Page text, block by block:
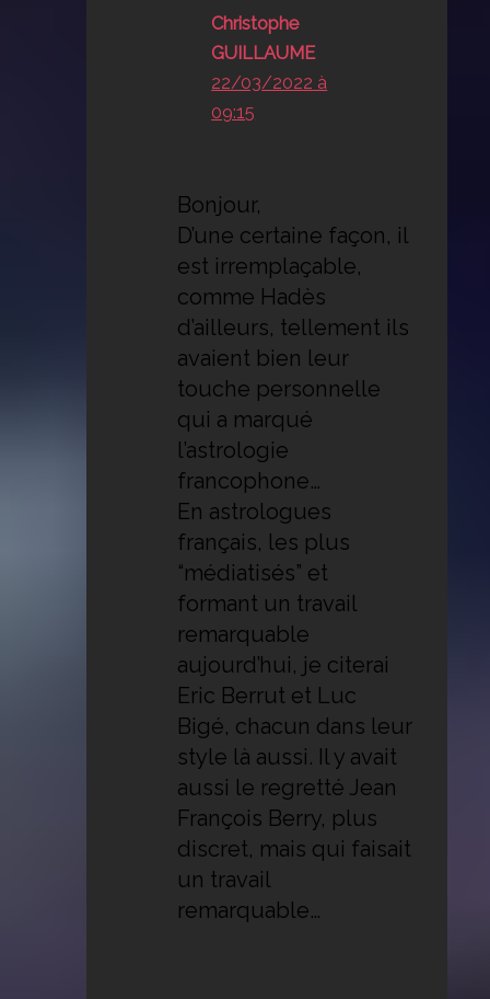
Christophe
GUILLAUME
22/03/2022 à
09:15
Bonjour,
D’une certaine façon, il
est irremplaçable,
comme Hadès
d’ailleurs, tellement ils
avaient bien leur
touche personnelle
qui a marqué
l’astrologie
francophone…
En astrologues
français, les plus
“médiatisés” et
formant un travail
remarquable
aujourd’hui, je citerai
Eric Berrut et Luc
Bigé, chacun dans leur
style là aussi. Il y avait
aussi le regretté Jean
François Berry, plus
discret, mais qui faisait
un travail
remarquable…